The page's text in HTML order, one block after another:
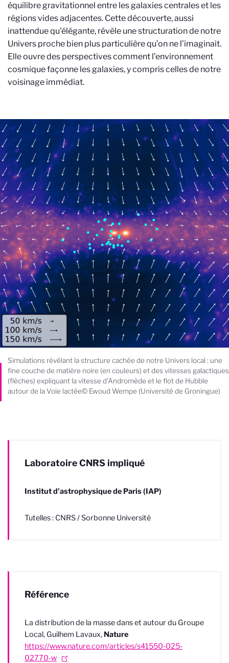
équilibre gravitationnel entre les galaxies centrales et les
régions vides adjacentes. Cette découverte, aussi
inattendue qu’élégante, révèle une structuration de notre
Univers proche bien plus particulière qu’on ne l’imaginait.
Elle ouvre des perspectives comment l’environnement
cosmique façonne les galaxies, y compris celles de notre
voisinage immédiat.
Simulations révélant la structure cachée de notre Univers local : une
fine couche de matière noire (en couleurs) et des vitesses galactiques
(flèches) expliquant la vitesse d’Andromède et le flot de Hubble
autour de la Voie lactée© Ewoud Wempe (Université de Groningue)
Laboratoire CNRS impliqué
Institut d'astrophysique de Paris (IAP)
Tutelles : CNRS / Sorbonne Université
Référence
La distribution de la masse dans et autour du Groupe
Local, Guilhem Lavaux, Nature
https://www.nature.com/articles/s41550-025-
02770-w